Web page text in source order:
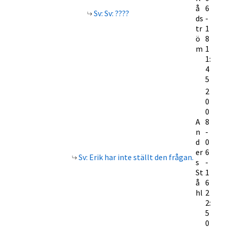
Sv: Sv: ????
å
ds
tr
ö
m
6
-
1
8
1
1:
4
5
Sv: Erik har inte ställt den frågan.
A
n
d
er
s
St
å
hl
2
0
0
8
-
0
6
-
1
6
2
2:
5
0